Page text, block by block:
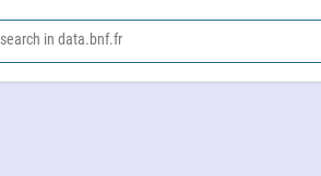
search in data.bnf.fr